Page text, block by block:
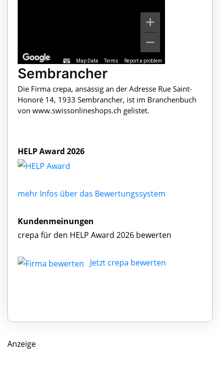
Map Data Terms Report a problem
Sembrancher
Die Firma crepa, ansässig an der Adresse Rue Saint-
Honoré 14, 1933 Sembrancher, ist im Branchenbuch
von www.swissonlineshops.ch gelistet.
HELP Award 2026
mehr Infos über das Bewertungssystem
Kundenmeinungen
crepa für den HELP Award 2026 bewerten
Jetzt crepa bewerten
Anzeige